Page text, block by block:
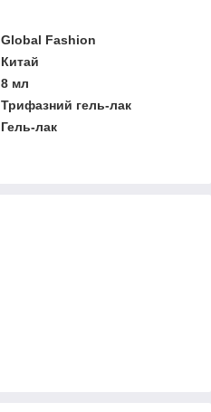
Global Fashion
Китай
8 мл
Трифазний гель-лак
Гель-лак